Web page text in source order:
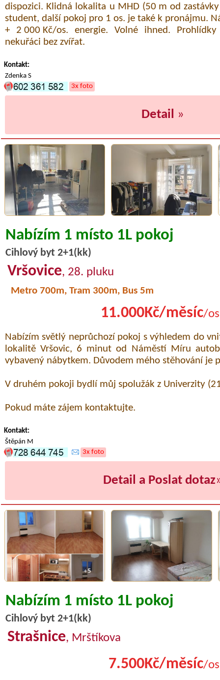
dispozici. Klidná lokalita u MHD (50 m od
student, další pokoj pro 1 os. je také k pronájmu.
+ 2 000 Kč/os. energie. Volné ihned.
nekuřáci bez zvířat.
Kontakt:
Zdenka S
3x foto
Detail »
Nabízím 1 místo 1L pokoj
Cihlový byt 2+1(kk)
Vršovice, 28. pluku
Metro 700m, Tram 300m, Bus 5m
11.000Kč/měsíc/
Nabízím světlý neprůchozí pokoj s výhledem do
lokalitě Vršovic, 6 minut od Náměstí Míru
vybavený nábytkem. Důvodem mého stěhování je
V druhém pokoji bydlí můj spolužák z Univerzity
Pokud máte zájem kontaktujte.
Kontakt:
Štěpán M
3x foto
Detail a Poslat dotaz
Nabízím 1 místo 1L pokoj
Cihlový byt 2+1(kk)
Strašnice, Mrštíkova
7.500Kč/měsíc/